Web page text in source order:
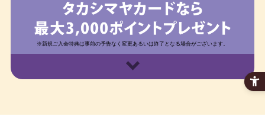
※新規ご入会特典は事前の予告なく変更あるいは終了となる場合がございます。